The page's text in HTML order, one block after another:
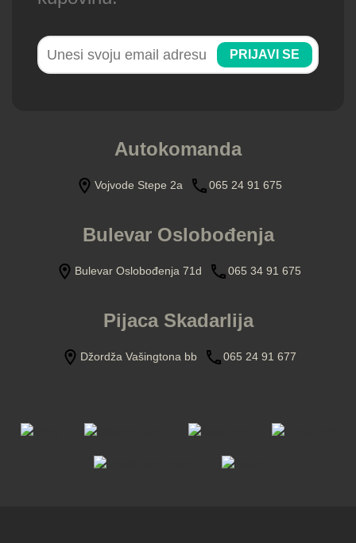
PRIJAVI SE
Autokomanda
Vojvode Stepe 2a 065 24 91 675
Bulevar Oslobođenja
Bulevar Oslobođenja 71d 065 34 91 675
Pijaca Skadarlija
Džordža Vašingtona bb 065 24 91 677